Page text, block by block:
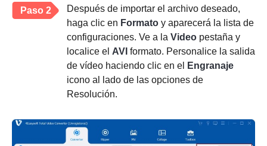
Paso 2
Después de importar el archivo deseado,
haga clic en Formato y aparecerá la lista de
configuraciones. Ve a la Video pestaña y
localice el AVI formato. Personalice la salida
de vídeo haciendo clic en el
Engranaje
icono al lado de las opciones de
Resolución.